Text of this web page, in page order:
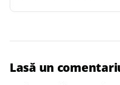
Lasă un